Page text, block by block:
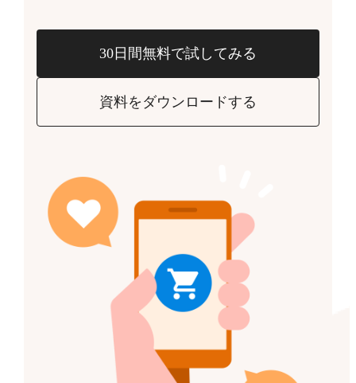
30日間無料で試してみる
資料をダウンロードする